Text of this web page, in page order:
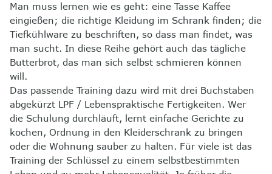
Man muss lernen wie es geht: eine Tasse Kaffee
eingießen; die richtige Kleidung im Schrank finden; die
Tiefkühlware zu beschriften, so dass man findet, was
man sucht. In diese Reihe gehört auch das tägliche
Butterbrot, das man sich selbst schmieren können
will.
Das passende Training dazu wird mit drei Buchstaben
abgekürzt LPF / Lebenspraktische Fertigkeiten. Wer
die Schulung durchläuft, lernt einfache Gerichte zu
kochen, Ordnung in den Kleiderschrank zu bringen
oder die Wohnung sauber zu halten. Für viele ist das
Training der Schlüssel zu einem selbstbestimmten